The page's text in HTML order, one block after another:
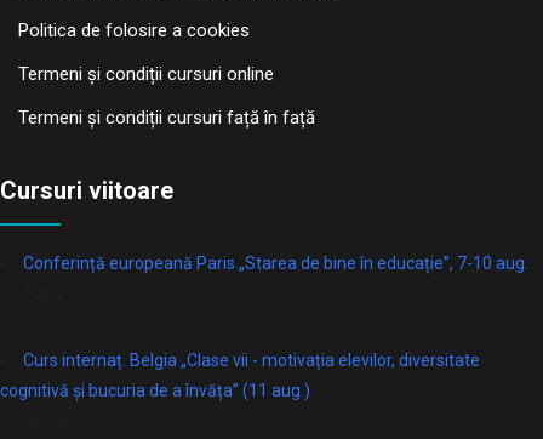
Politica de folosire a cookies
Termeni și condiții cursuri online
Termeni și condiții cursuri față în față
Cursuri viitoare
Conferință europeană Paris „Starea de bine în educație”, 7-10 aug.
Curs internaț. Belgia „Clase vii - motivația elevilor, diversitate
cognitivă și bucuria de a învăța” (11 aug.)